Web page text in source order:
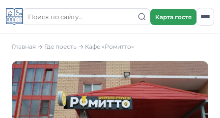
Карта гостя
Главная → Где поесть → Кафе «Ромитто»